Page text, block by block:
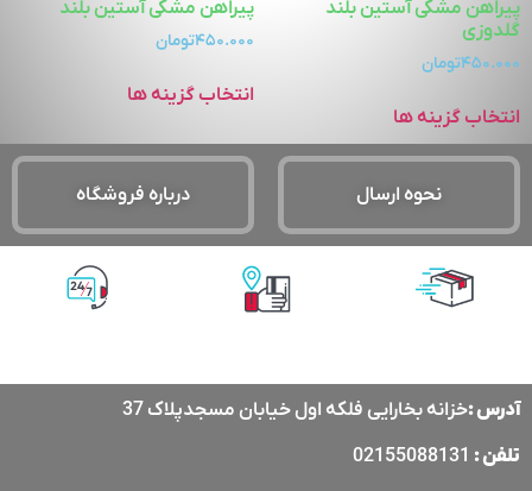
پیراهن مشکی آستین بلند
گلدوزی
۴۵۰.۰۰۰تومان
انتخاب گزینه ها
پیراهن مشکی آستین بلند
۴۵۰.۰۰۰تومان
انتخاب گزینه ها
نحوه ارسال درباره فروشگاه
آدرس :خزانه بخارایی فلکه اول خیابان مسجدپلاک 37
تلفن :